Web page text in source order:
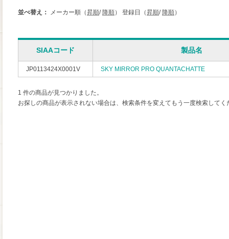
並べ替え： メーカー順（昇順/ 降順） 登録日（昇順/ 降順）
SIAAコード 製品名
JP0113424X0001V SKY MIRROR PRO QUANTACHATTE
1 件の商品が見つかりました。
お探しの商品が表示されない場合は、検索条件を変えてもう一度検索してく